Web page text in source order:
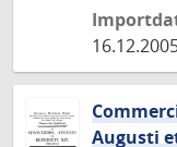
Augusti